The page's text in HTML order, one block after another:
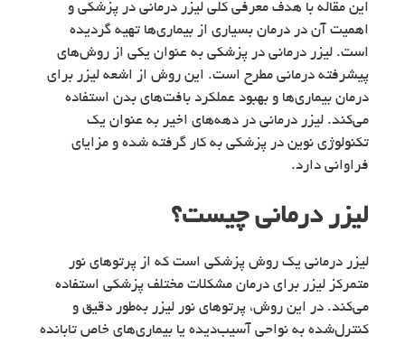
این مقاله با هدف معرفی کلی لیزر درمانی در پزشکی و
اهمیت آن در درمان بسیاری از بیماری‌ها تهیه گردیده
است. لیزر درمانی در پزشکی به عنوان یکی از روش‌های
پیشرفته درمانی مطرح است. این روش از اشعه لیزر برای
درمان بیماری‌ها و بهبود عملکرد بافت‌های بدن استفاده
می‌کند. لیزر درمانی در دهه‌های اخیر به عنوان یک
تکنولوژی نوین در پزشکی به کار گرفته شده و مزایای
فراوانی دارد.
لیزر درمانی چیست؟
لیزر درمانی یک روش پزشکی است که از پرتوهای نور
متمرکز لیزر برای درمان مشکلات مختلف پزشکی استفاده
می‌کند. در این روش، پرتوهای نور لیزر به‌طور دقیق و
کنترل‌شده به نواحی آسیب‌دیده یا بیماری‌های خاص تابانده